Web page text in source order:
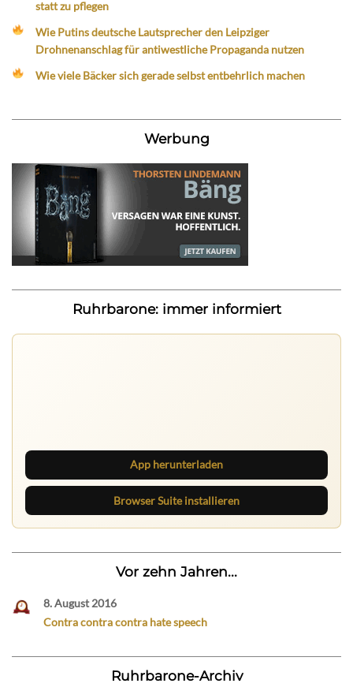
statt zu pflegen
Wie Putins deutsche Lautsprecher den Leipziger
Drohnenanschlag für antiwestliche Propaganda nutzen
Wie viele Bäcker sich gerade selbst entbehrlich machen
Werbung
Ruhrbarone: immer informiert
App herunterladen
Browser Suite installieren
Vor zehn Jahren...
8. August 2016
Contra contra contra hate speech
Ruhrbarone-Archiv